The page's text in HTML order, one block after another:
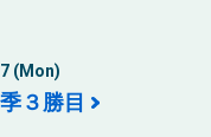
(Mon)
３勝目